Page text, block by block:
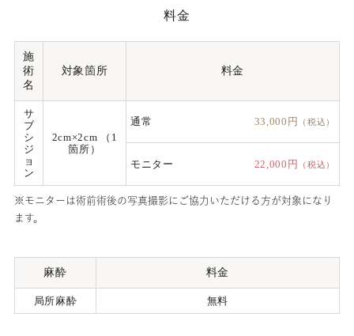
料金
施
術
名
対象箇所 料金
サ
ブ
シ
ジ
ョ
ン
2cm×2cm （1
箇所）
通常 33,000円 （税込）
モニター 22,000円 （税込）
※モニターは術前術後の写真撮影にご協力いただける方が対象になり
ます。
麻酔 料金
局所麻酔 無料